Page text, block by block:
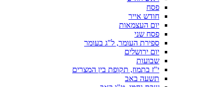
פסח
חודש אייר
יום העצמאות
פסח שני
ספירת העומר, ל"ג בעומר
יום ירושלים
שבועות
י"ז בתמוז, תקופת בין המצרים
תשעה באב